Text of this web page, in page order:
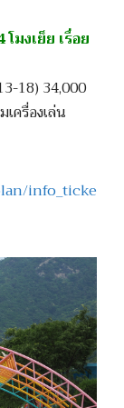
มงเย็ย เรื่อย
18) 34,000
ครื่องเล่น
info_ticke